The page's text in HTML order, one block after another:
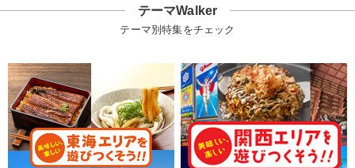
テーマWalker
テーマ別特集をチェック